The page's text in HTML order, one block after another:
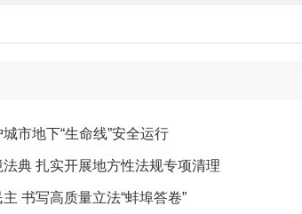
市地下“生命线”安全运行
典 扎实开展地方性法规专项清理
书写高质量立法“蚌埠答卷”